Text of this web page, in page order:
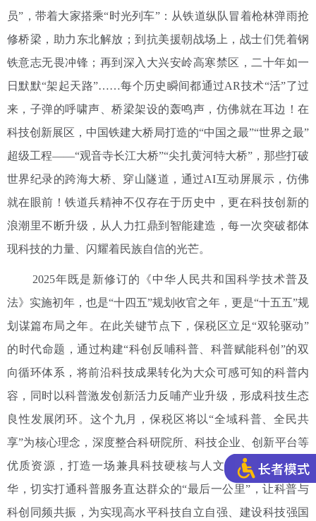
员”，带着大家搭乘“时光列车”：从铁道纵队冒着枪林弹雨抢
修桥梁，助力东北解放；到抗美援朝战场上，战士们凭着钢
铁意志无畏冲锋；再到深入大兴安岭高寒禁区，二十年如一
日默默“架起天路”……每个历史瞬间都通过AR技术“活”了过
来，子弹的呼啸声、桥梁架设的轰鸣声，仿佛就在耳边！在
科技创新展区，中国铁建大桥局打造的“中国之最”“世界之最”
超级工程——“观音寺长江大桥”“尖扎黄河特大桥”，那些打破
世界纪录的跨海大桥、穿山隧道，通过AI互动屏展示，仿佛
就在眼前！铁道兵精神不仅存在于历史中，更在科技创新的
浪潮里不断升级，从人力扛鼎到智能建造，每一次突破都体
现科技的力量、闪耀着民族自信的光芒。
2025年既是新修订的《中华人民共和国科学技术普及
法》实施初年，也是“十四五”规划收官之年，更是“十五五”规
划谋篇布局之年。在此关键节点下，保税区立足“双轮驱动”
的时代命题，通过构建“科创反哺科普、科普赋能科创”的双
向循环体系，将前沿科技成果转化为大众可感可知的科普内
容，同时以科普激发创新活力反哺产业升级，形成科技生态
良性发展闭环。这个九月，保税区将以“全域科普、全民共
享”为核心理念，深度整合科研院所、科技企业、创新平台等
优质资源，打造一场兼具科技硬核与人文温度的科普嘉年
华，切实打通科普服务直达群众的“最后一公里”，让科普与
科创同频共振，为实现高水平科技自立自强、建设科技强国